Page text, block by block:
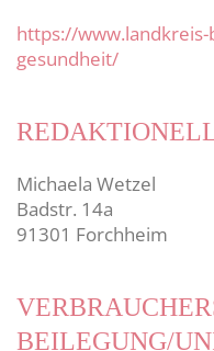
https://
gesundheit/
Michaela Wetzel
Badstr. 14a
91301 Forchheim
BEILEGUNG/